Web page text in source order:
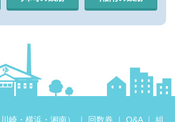
川崎 ・ 横浜 ・ 湘南） ｜ 回数券 ｜ Q&A｜ 組